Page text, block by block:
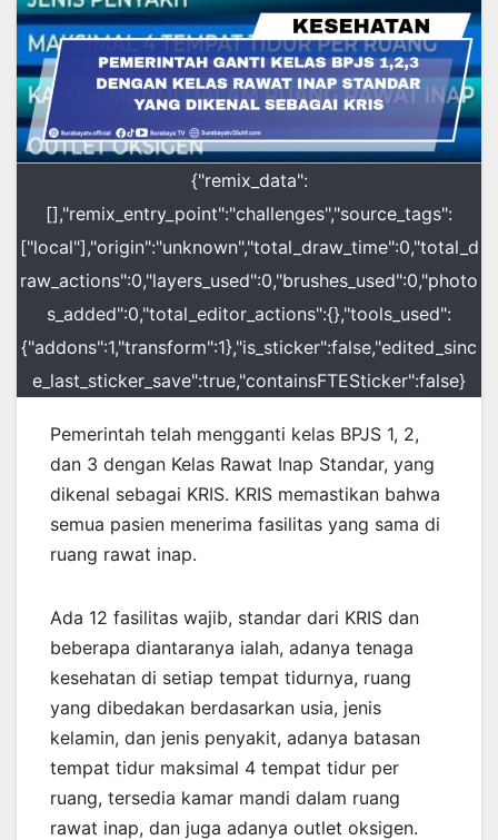
{"remix_data":
[],"remix_entry_point":"challenges","source_tags":
["local"],"origin":"unknown","total_draw_time":0,"total_d
raw_actions":0,"layers_used":0,"brushes_used":0,"photo
s_added":0,"total_editor_actions":{},"tools_used":
{"addons":1,"transform":1},"is_sticker":false,"edited_sinc
e_last_sticker_save":true,"containsFTESticker":false}
Pemerintah telah mengganti kelas BPJS 1, 2,
dan 3 dengan Kelas Rawat Inap Standar, yang
dikenal sebagai KRIS. KRIS memastikan bahwa
semua pasien menerima fasilitas yang sama di
ruang rawat inap.
Ada 12 fasilitas wajib, standar dari KRIS dan
beberapa diantaranya ialah, adanya tenaga
kesehatan di setiap tempat tidurnya, ruang
yang dibedakan berdasarkan usia, jenis
kelamin, dan jenis penyakit, adanya batasan
tempat tidur maksimal 4 tempat tidur per
ruang, tersedia kamar mandi dalam ruang
rawat inap, dan juga adanya outlet oksigen.